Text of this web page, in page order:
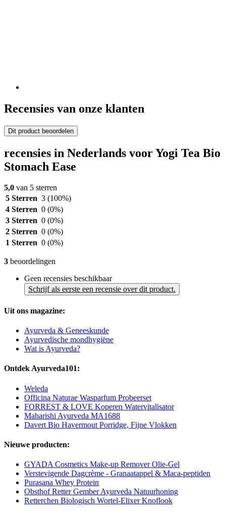
Recensies van onze klanten
Dit product beoordelen
recensies in Nederlands voor Yogi Tea Bio
Stomach Ease
5,0 van 5 sterren
5 Sterren 3 (100%)
4 Sterren 0 (0%)
3 Sterren 0 (0%)
2 Sterren 0 (0%)
1 Sterren 0 (0%)
3 beoordelingen
Geen recensies beschikbaar
Schrijf als eerste een recensie over dit product.
Uit ons magazine:
Ayurveda & Geneeskunde
Ayurvedische mondhygiëne
Wat is Ayurveda?
Ontdek Ayurveda101:
Weleda
Officina Naturae Wasparfum Probeerset
FORREST & LOVE Koperen Watervitalisator
Maharishi Ayurveda MA1688
Davert Bio Havermout Porridge, Fijne Vlokken
Nieuwe producten:
GYADA Cosmetics Make-up Remover Olie-Gel
Verstevigende Dagcrème - Granaatappel & Maca-peptiden
Purasana Whey Protein
Obsthof Retter Gember Ayurveda Natuurhoning
Retterchen Biologisch Wortel-Elixer Knoflook